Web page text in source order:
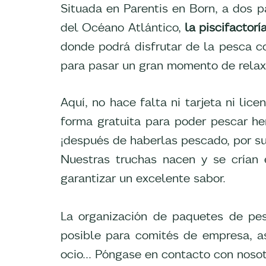
Situada en Parentis en Born, a dos
del Océano Atlántico, la
donde podrá disfrutar de la pesca
para pasar un gran momento de
Aquí, no hace falta ni tarjeta ni
forma gratuita para poder pescar
¡después de haberlas pescado, por
Nuestras truchas nacen y se
garantizar un excelente sabor.
La organización de paquetes de
posible para comités de empresa,
ocio... Póngase en contacto con